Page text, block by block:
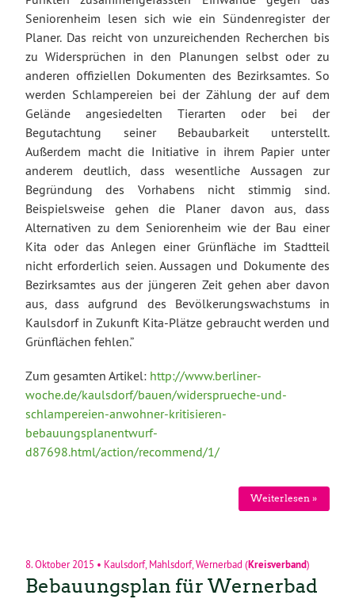
Seniorenheim lesen sich wie ein Sündenregister der
Planer. Das reicht von unzureichenden Recherchen bis
zu Widersprüchen in den Planungen selbst oder zu
anderen offiziellen Dokumenten des Bezirksamtes. So
werden Schlampereien bei der Zählung der auf dem
Gelände angesiedelten Tierarten oder bei der
Begutachtung seiner Bebaubarkeit unterstellt.
Außerdem macht die Initiative in ihrem Papier unter
anderem deutlich, dass wesentliche Aussagen zur
Begründung des Vorhabens nicht stimmig sind.
Beispielsweise gehen die Planer davon aus, dass
Alternativen zu dem Seniorenheim wie der Bau einer
Kita oder das Anlegen einer Grünfläche im Stadtteil
nicht erforderlich seien. Aussagen und Dokumente des
Bezirksamtes aus der jüngeren Zeit gehen aber davon
aus, dass aufgrund des Bevölkerungswachstums in
Kaulsdorf in Zukunft Kita-Plätze gebraucht werden und
Grünflächen fehlen.”
Zum gesamten Artikel: http://www.berliner-
woche.de/kaulsdorf/bauen/widersprueche-und-
schlampereien-anwohner-kritisieren-
bebauungsplanentwurf-
d87698.html/action/recommend/1/
Weiterlesen »
8. Oktober 2015 • Kaulsdorf, Mahlsdorf, Wernerbad (Kreisverband)
Bebauungsplan für Wernerbad